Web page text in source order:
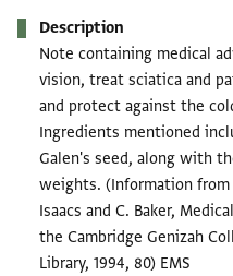
Description
Note containing medical
vision, treat sciatica and
and protect against the
Ingredients mentioned
Galen's seed, along with
weights. (Information
Isaacs and C. Baker,
the Cambridge Genizah
Library, 1994, 80) EMS